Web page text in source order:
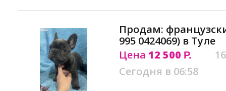
Продам:
995 0424069) в Туле
Цена 12 500 Р.
Сегодня в 06:58